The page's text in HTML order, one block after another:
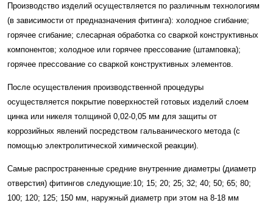
Производство изделий осуществляется по различным технологиям
(в зависимости от предназначения фитинга): холодное сгибание;
горячее сгибание; слесарная обработка со сваркой конструктивных
компонентов; холодное или горячее прессование (штамповка);
горячее прессование со сваркой конструктивных элементов.
После осуществления производственной процедуры
осуществляется покрытие поверхностей готовых изделий слоем
цинка или никеля толщиной 0,02-0,05 мм для защиты от
коррозийных явлений посредством гальванического метода (с
помощью электролитической химической реакции).
Самые распространенные средние внутренние диаметры (диаметр
отверстия) фитингов следующие:10; 15; 20; 25; 32; 40; 50; 65; 80;
100; 120; 125; 150 мм, наружный диаметр при этом на 8-18 мм